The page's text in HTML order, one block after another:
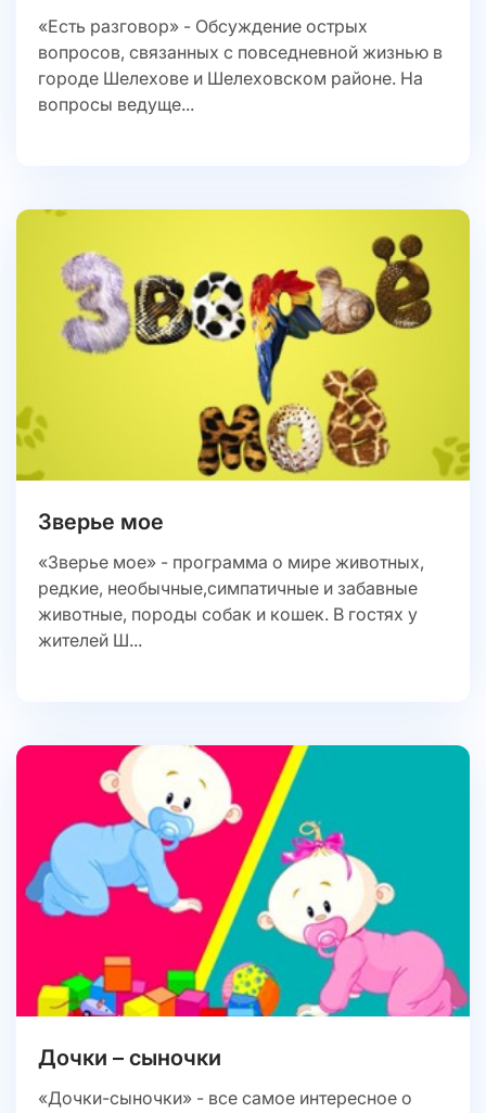
«Есть разговор» - Обсуждение острых
вопросов, связанных с повседневной жизнью в
городе Шелехове и Шелеховском районе. На
вопросы ведуще...
Зверье мое
«Зверье мое» - программа о мире животных,
редкие, необычные,симпатичные и забавные
животные, породы собак и кошек. В гостях у
жителей Ш...
Дочки – сыночки
«Дочки-сыночки» - все самое интересное о